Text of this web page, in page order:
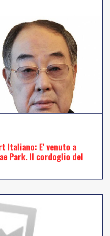
Italiano: E' venuto a
Park. Il cordoglio del